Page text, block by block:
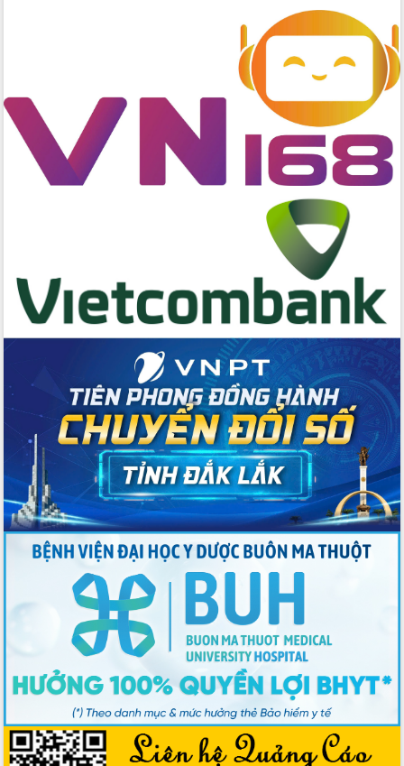
Tổ chức trang trọng Lễ hội Đền thờ
Lương Văn Chánh năm 2026
Phó Bí thư Tỉnh ủy Đắk Lắk Đỗ Hữu
Huy giữ chức Bí thư Đảng ủy Ủy Ban
Nhân dân tỉnh
Đánh giá, rút kinh nghiệm công tác tổ
chức diễn tập trước ngày bầu cử
Chương trình “Gặp gỡ hữu nghị –
Friendship Meeting New Year 2026”
Bầu cử Quốc hội và HĐND: Cử tri Đắk
Lắk gửi gắm niềm tin, kỳ vọng vào lá
Đắk Lắk sẵn sàng các điều kiện cho
Ngày hội bầu cử đại biểu Quốc hội
khóa XVI và HĐND các cấp nhiệm kỳ
2026-2031
Đảm bảo cuộc bầu cử đại biểu Quốc
hội và đại biểu HĐND các cấp diễn ra
an toàn, hiệu quả, đúng quy định
Thủ tướng Chính phủ Phạm Minh Chính
kiểm tra, chỉ đạo hoàn thành các dự
án cao tốc và thăm khu tái định cư tại
Sôi nổi Hội đua ngựa truyền thống Gò
Thì Thùng mừng Xuân Bính Ngọ 2026
Lãnh đạo tỉnh dâng hương tưởng niệm
tại Đập Đồng Cam đầu Xuân Bính Ngọ
Ngành nông nghiệp phấn đấu tăng
trưởng đạt 5,86% trong năm 2026
UBND tỉnh Đắk Lắk triển khai công tác